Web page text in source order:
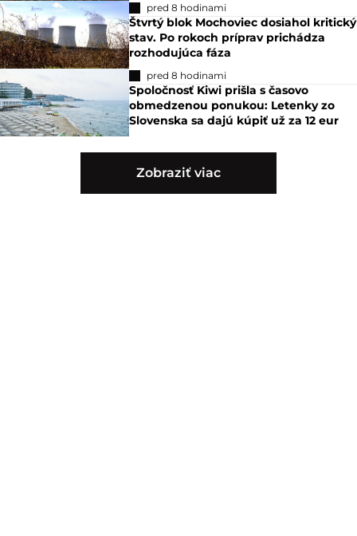
pred 8 hodinami
Štvrtý blok Mochoviec dosiahol kritický
stav. Po rokoch príprav prichádza
rozhodujúca fáza
pred 8 hodinami
Spoločnosť Kiwi prišla s časovo
obmedzenou ponukou: Letenky zo
Slovenska sa dajú kúpiť už za 12 eur
Zobraziť viac